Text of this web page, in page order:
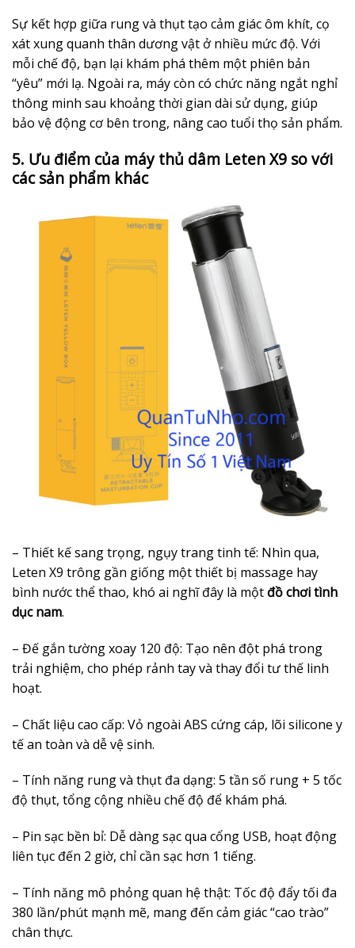
Sự kết hợp giữa rung và thụt tạo cảm giác ôm khít, cọ
xát xung quanh thân dương vật ở nhiều mức độ. Với
mỗi chế độ, bạn lại khám phá thêm một phiên bản
“yêu” mới lạ. Ngoài ra, máy còn có chức năng ngắt nghỉ
thông minh sau khoảng thời gian dài sử dụng, giúp
bảo vệ động cơ bên trong, nâng cao tuổi thọ sản phẩm.
5. Ưu điểm của máy thủ dâm Leten X9 so với
các sản phẩm khác
– Thiết kế sang trọng, ngụy trang tinh tế: Nhìn qua,
Leten X9 trông gần giống một thiết bị massage hay
bình nước thể thao, khó ai nghĩ đây là mộtđồ chơi tình
dục nam.
– Đế gắn tường xoay 120 độ: Tạo nên đột phá trong
trải nghiệm, cho phép rảnh tay và thay đổi tư thế linh
hoạt.
– Chất liệu cao cấp: Vỏ ngoài ABS cứng cáp, lõi silicone y
tế an toàn và dễ vệ sinh.
– Tính năng rung và thụt đa dạng: 5 tần số rung + 5 tốc
độ thụt, tổng cộng nhiều chế độ để khám phá.
– Pin sạc bền bỉ: Dễ dàng sạc qua cổng USB, hoạt động
liên tục đến 2 giờ, chỉ cần sạc hơn 1 tiếng.
– Tính năng mô phỏng quan hệ thật: Tốc độ đẩy tối đa
380 lần/phút mạnh mẽ, mang đến cảm giác “cao trào”
chân thực.